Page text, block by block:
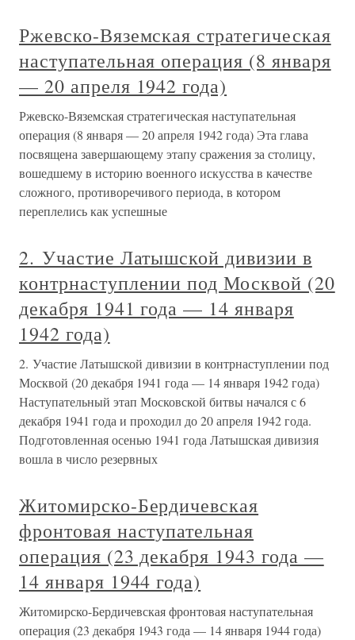
Ржевско-Вяземская стратегическая
наступательная операция (8 января
— 20 апреля 1942 года)
Ржевско-Вяземская стратегическая наступательная
операция (8 января — 20 апреля 1942 года) Эта глава
посвящена завершающему этапу сражения за столицу,
вошедшему в историю военного искусства в качестве
сложного, противоречивого периода, в котором
переплелись как успешные
2. Участие Латышской дивизии в
контрнаступлении под Москвой (20
декабря 1941 года — 14 января
1942 года)
2. Участие Латышской дивизии в контрнаступлении под
Москвой (20 декабря 1941 года — 14 января 1942 года)
Наступательный этап Московской битвы начался с 6
декабря 1941 года и проходил до 20 апреля 1942 года.
Подготовленная осенью 1941 года Латышская дивизия
вошла в число резервных
Житомирско-Бердичевская
фронтовая наступательная
операция (23 декабря 1943 года —
14 января 1944 года)
Житомирско-Бердичевская фронтовая наступательная
операция (23 декабря 1943 года — 14 января 1944 года)